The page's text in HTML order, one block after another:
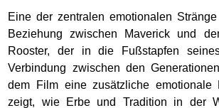
Eine der zentralen emotionalen
Beziehung zwischen Maverick und
Rooster, der in die Fußstapfen
Verbindung zwischen den
dem Film eine zusätzliche emotionale
zeigt, wie Erbe und Tradition in der